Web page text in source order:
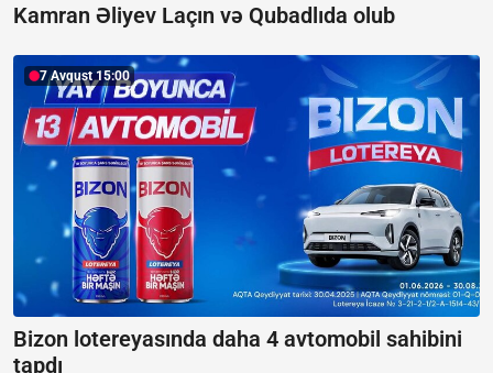
Kamran Əliyev Laçın və Qubadlıda olub
7 Avqust 15:00
Bizon lotereyasında daha 4 avtomobil sahibini
tapdı